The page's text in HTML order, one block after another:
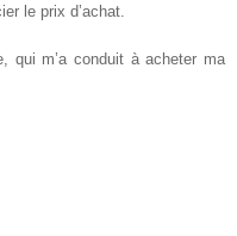
le prix d’achat.
qui m’a conduit à acheter ma